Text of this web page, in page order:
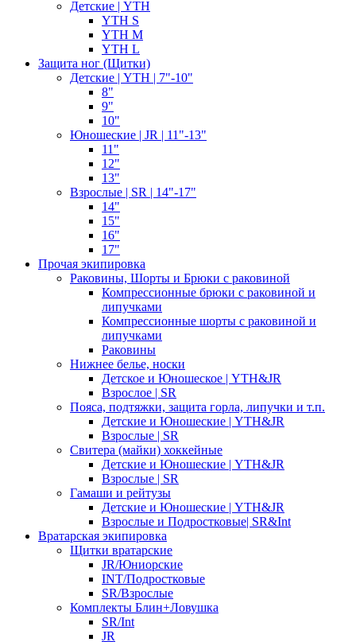
Детские | YTH
YTH S
YTH M
YTH L
Защита ног (Щитки)
Детские | YTH | 7"-10"
8"
9"
10"
Юношеские | JR | 11"-13"
11"
12"
13"
Взрослые | SR | 14"-17"
14"
15"
16"
17"
Прочая экипировка
Раковины, Шорты и Брюки с раковиной
Компрессионные брюки с раковиной и
липучками
Компрессионные шорты с раковиной и
липучками
Раковины
Нижнее белье, носки
Детское и Юношеское | YTH&JR
Взрослое | SR
Пояса, подтяжки, защита горла, липучки и т.п.
Детские и Юношеские | YTH&JR
Взрослые | SR
Свитера (майки) хоккейные
Детские и Юношеские | YTH&JR
Взрослые | SR
Гамаши и рейтузы
Детские и Юношеские | YTH&JR
Взрослые и Подростковые| SR&Int
Вратарская экипировка
Щитки вратарские
JR/Юниорские
INT/Подростковые
SR/Взрослые
Комплекты Блин+Ловушка
SR/Int
JR